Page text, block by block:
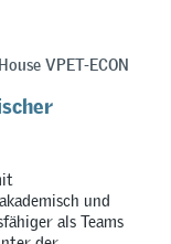
VPET-ECON
und
als Teams